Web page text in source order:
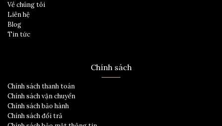
Về chúng tôi
Liên hệ
Blog
Tin tức
Chính sách
Chính sách thanh toán
Chính sách vận chuyển
Chính sách bảo hành
Chính sách đổi trả